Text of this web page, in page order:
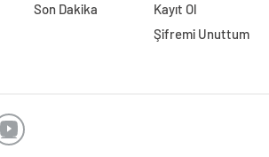
Son Dakika
Kayıt Ol
Şifremi Unuttum